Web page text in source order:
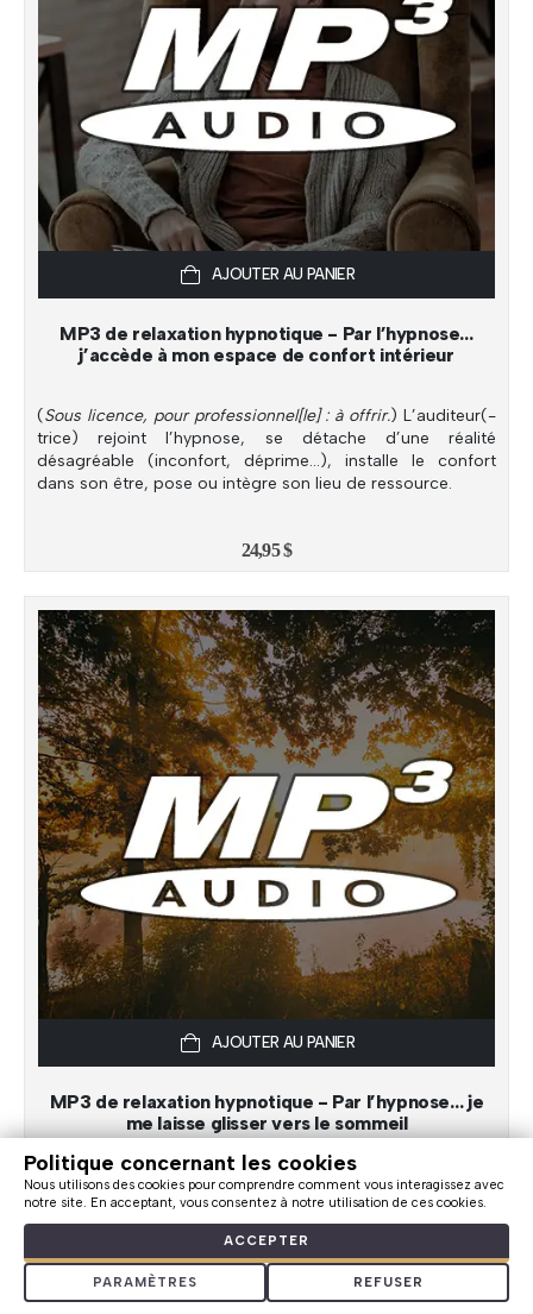
AJOUTER AU PANIER
MP3 de relaxation hypnotique - Par l’hypnose…
j’accède à mon espace de confort intérieur
(Sous licence, pour professionnel[le] : à offrir.) L’auditeur(-
trice) rejoint l’hypnose, se détache d’une réalité
désagréable (inconfort, déprime…), installe le confort
dans son être, pose ou intègre son lieu de ressource.
24,95$
AJOUTER AU PANIER
MP3 de relaxation hypnotique - Par l’hypnose… je
me laisse glisser vers le sommeil
(Sous licence, pour professionnel[le] : à offrir.) L’auditeur(-
trice), grâce à une visualisation, génère la réduction de
son stress et profite d’un endormissement plus facile et
d’un sommeil de meilleure qualité.
Politique concernant les cookies
Nous utilisons des cookies pour comprendre comment vous interagissez avec
notre site. En acceptant, vous consentez à notre utilisation de ces cookies.
PARAMÈTRES REFUSER
ACCEPTER